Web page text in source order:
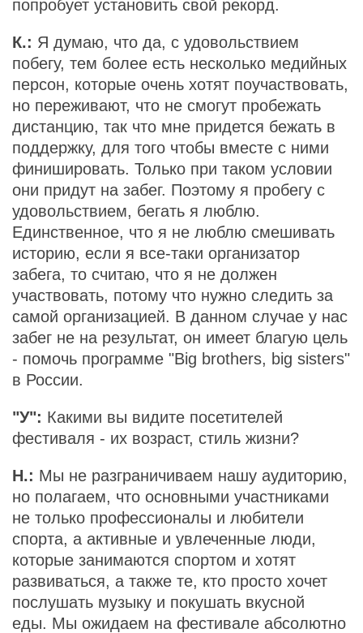
попробует установить свой рекорд.
К.: Я думаю, что да, с удовольствием
побегу, тем более есть несколько медийных
персон, которые очень хотят поучаствовать,
но переживают, что не смогут пробежать
дистанцию, так что мне придется бежать в
поддержку, для того чтобы вместе с ними
финишировать. Только при таком условии
они придут на забег. Поэтому я пробегу с
удовольствием, бегать я люблю.
Единственное, что я не люблю смешивать
историю, если я все-таки организатор
забега, то считаю, что я не должен
участвовать, потому что нужно следить за
самой организацией. В данном случае у нас
забег не на результат, он имеет благую цель
- помочь программе "Big brothers, big sisters"
в России.
"У": Какими вы видите посетителей
фестиваля - их возраст, стиль жизни?
Н.: Мы не разграничиваем нашу аудиторию,
но полагаем, что основными участниками
не только профессионалы и любители
спорта, а активные и увлеченные люди,
которые занимаются спортом и хотят
развиваться, а также те, кто просто хочет
послушать музыку и покушать вкусной
еды. Мы ожидаем на фестивале абсолютно